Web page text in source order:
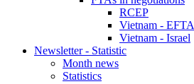
RCEP
Vietnam - EFTA
Vietnam - Israel
Newsletter - Statistic
Month news
Statistics